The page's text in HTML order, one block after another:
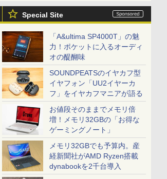
Special Site
「A&ultima SP4000T」の魅
力！ポケットに入るオーディ
オの醍醐味
SOUNDPEATSのイヤカフ型
イヤフォン「UU2イヤーカ
フ」をイヤカフマニアが語る
お値段そのままでメモリ倍
増！メモリ32GBの「お得な
ゲーミングノート」
メモリ32GBでも予算内。産
経新聞社がAMD Ryzen搭載
dynabookを2千台導入